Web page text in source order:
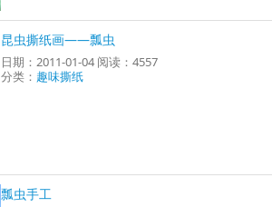
昆虫撕纸画——瓢虫
日期：2011-01-04 阅读：4557
分类： 趣味撕纸
瓢虫手工